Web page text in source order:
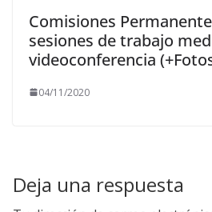
Comisiones
sesiones de trabajo
videoconferencia
04/11/2020
Deja una respuesta